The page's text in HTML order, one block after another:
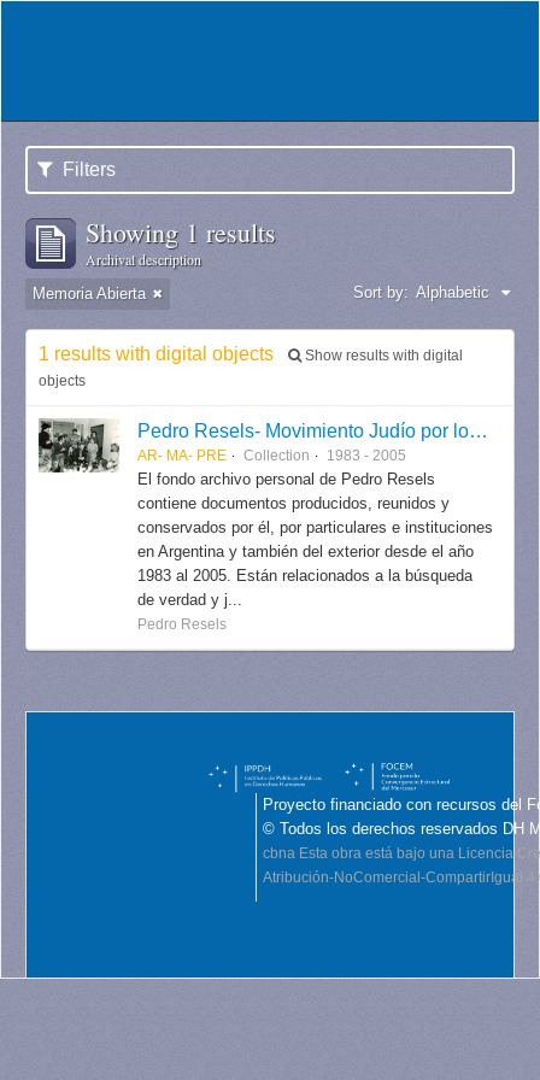
Filters
Showing 1 results
Archival description
Memoria Abierta Sort by: Alphabetic
1 results with digital objects
Show results with digital
objects
Pedro Resels- Movimiento Judío por los Derechos Humanos
AR- MA- PRE Collection 1983 - 2005
El fondo archivo personal de Pedro Resels
contiene documentos producidos, reunidos y
conservados por él, por particulares e instituciones
en Argentina y también del exterior desde el año
1983 al 2005. Están relacionados a la búsqueda
de verdad y j...
Pedro Resels
Proyecto financiado con recursos del
© Todos los derechos reservados DH
cbna Esta obra está bajo una Licencia
Atribución-NoComercial-CompartirIgual